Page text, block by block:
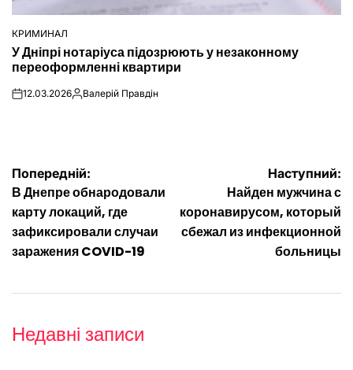
ОПУБЛІКУВАТИ
У
КРИМИНАЛ
У Дніпрі нотаріуса підозрюють у незаконному
переоформленні квартири
on12.03.2026Опубліковано
Валерій Правдін
Навігація
записів
Попередній:
В Днепре обнародовали
карту локаций, где
зафиксировали случаи
заражения COVID-19
Наступний:
Найден мужчина с
коронавирусом, который
сбежал из инфекционной
больницы
Недавні записи